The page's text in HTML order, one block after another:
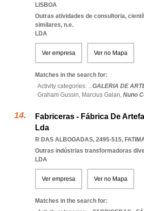
LISBOA
Outras atividades de consultoria,
similares, n.e.
LDA
Ver empresa Ver no Mapa
Matches in the search for:
Activity categories: ...GALERIA DE
Graham Gussin, Marcius Galan, Nuno
Fabriceras - Fábrica De
Lda
R DAS ALBOGADAS, 2495-515,
Outras indústrias transformadoras
LDA
Ver empresa Ver no Mapa
Matches in the search for: